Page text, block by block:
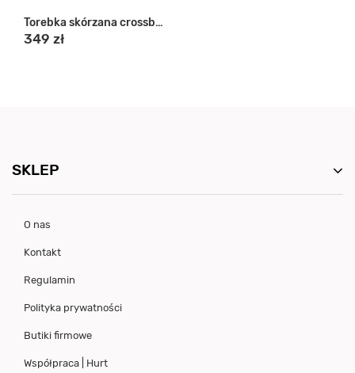
Torebka skórzana crossbody
349 zł
SKLEP
O nas
Kontakt
Regulamin
Polityka prywatności
Butiki firmowe
Współpraca | Hurt